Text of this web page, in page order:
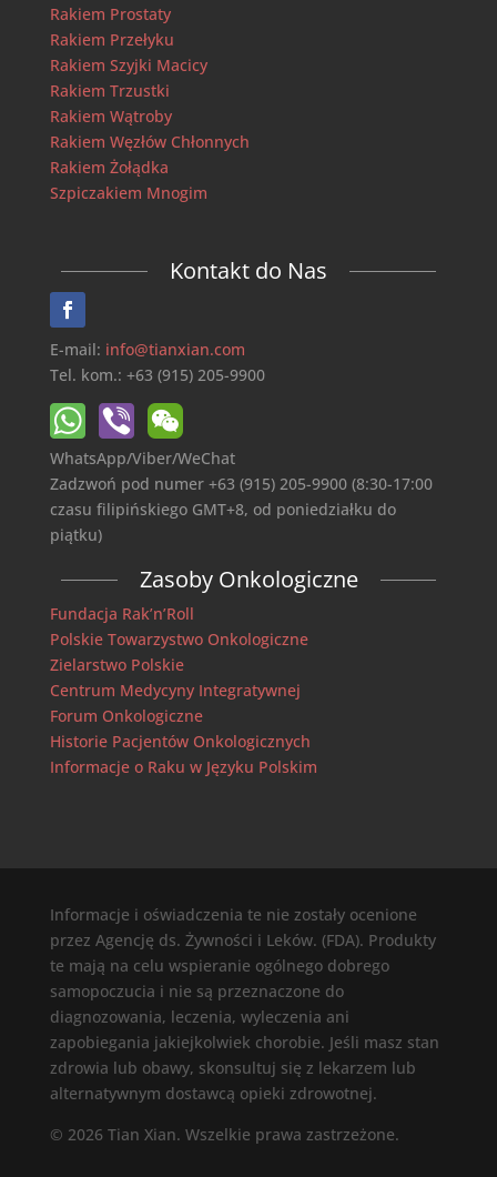
Rakiem Prostaty
Rakiem Przełyku
Rakiem Szyjki Macicy
Rakiem Trzustki
Rakiem Wątroby
Rakiem Węzłów Chłonnych
Rakiem Żołądka
Szpiczakiem Mnogim
Kontakt do Nas
E-mail: info@tianxian.com
Tel. kom.: +63 (915) 205-9900
WhatsApp/Viber/WeChat
Zadzwoń pod numer +63 (915) 205-9900 (8:30-17:00
czasu filipińskiego GMT+8, od poniedziałku do
piątku)
Zasoby Onkologiczne
Fundacja Rak’n’Roll
Polskie Towarzystwo Onkologiczne
Zielarstwo Polskie
Centrum Medycyny Integratywnej
Forum Onkologiczne
Historie Pacjentów Onkologicznych
Informacje o Raku w Języku Polskim
Informacje i oświadczenia te nie zostały ocenione
przez Agencję ds. Żywności i Leków. (FDA). Produkty
te mają na celu wspieranie ogólnego dobrego
samopoczucia i nie są przeznaczone do
diagnozowania, leczenia, wyleczenia ani
zapobiegania jakiejkolwiek chorobie. Jeśli masz stan
zdrowia lub obawy, skonsultuj się z lekarzem lub
alternatywnym dostawcą opieki zdrowotnej.
© 2026 Tian Xian. Wszelkie prawa zastrzeżone.